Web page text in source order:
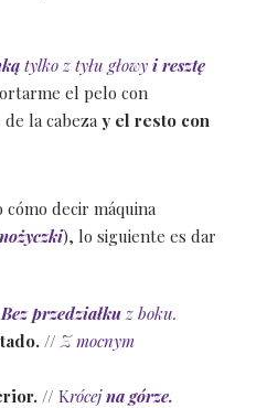
tylko z tyłu głowy iresztę
el pelo con
la cabezay el resto con
decir máquina
nożyczki), lo siguiente es dar
Bezprzedziałkuz boku.
// Zmocnym
// Krócejna górze.